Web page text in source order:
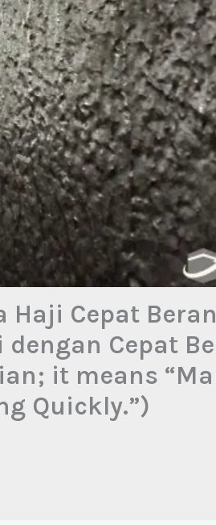
Cepat
Cepat
it means
Quickly.”)